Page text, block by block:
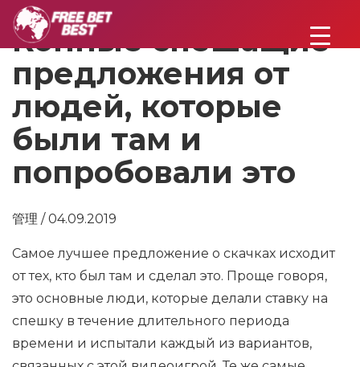
Конные спешащие
предложения от
людей, которые
были там и
попробовали это
管理 / 04.09.2019
Самое лучшее предложение о скачках исходит
от тех, кто был там и сделал это. Проще говоря,
это основные люди, которые делали ставку на
спешку в течение длительного периода
времени и испытали каждый из вариантов,